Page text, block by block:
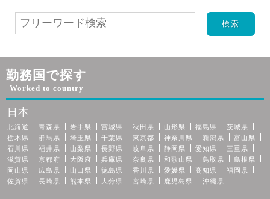
勤務国で探す
Worked to country
日本
北海道 青森県 岩手県 宮城県 秋田県 山形県 福島県
茨城県
栃木県
群馬県 埼玉県 千葉県 東京都 神奈川県 新潟県
富山県
石川県
福井県 山梨県 長野県 岐阜県 静岡県 愛知県
三重県
滋賀県
京都府 大阪府 兵庫県 奈良県 和歌山県 鳥取県
島根県
岡山県
広島県 山口県 徳島県 香川県 愛媛県 高知県
福岡県
佐賀県
長崎県 熊本県 大分県 宮崎県 鹿児島県 沖縄県